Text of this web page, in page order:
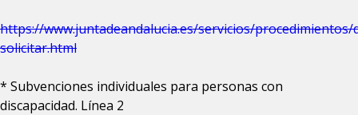
https://www.juntadeandalucia.es/servicios/
solicitar.html
* Subvenciones individuales para personas con
discapacidad. Línea 2